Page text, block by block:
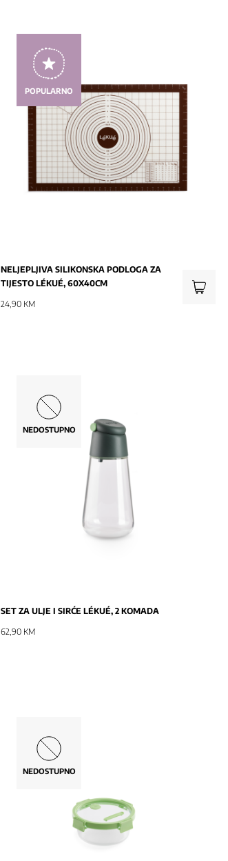
POPULARNO
NELJEPLJIVA SILIKONSKA PODLOGA ZA
TIJESTO LÉKUÉ, 60X40CM
24,90 KM
NOVO
NEDOSTUPNO
SET ZA ULJE I SIRĆE LÉKUÉ, 2 KOMADA
62,90 KM
NOVO
NEDOSTUPNO